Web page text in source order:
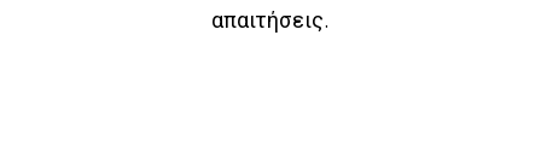
απαιτήσεις.